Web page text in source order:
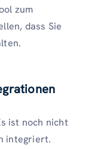
zum
dass Sie
ist noch nicht
integriert.